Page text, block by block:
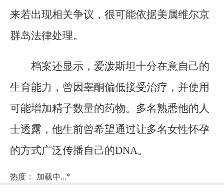
来若出现相关争议，很可能依据美属维尔京
群岛法律处理。
档案还显示，爱泼斯坦十分在意自己的
生育能力，曾因睾酮偏低接受治疗，并使用
可能增加精子数量的药物。多名熟悉他的人
士透露，他生前曾希望通过让多名女性怀孕
的方式广泛传播自己的DNA。
热度： 加载中...°